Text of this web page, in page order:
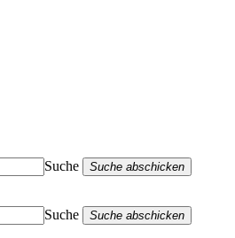
Suche
Suche abschicken
Suche
Suche abschicken